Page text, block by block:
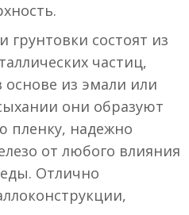
грунтовки состоят из
частиц,
из эмали или
они образуют
пленку, надежно
от любого влияния
Отлично